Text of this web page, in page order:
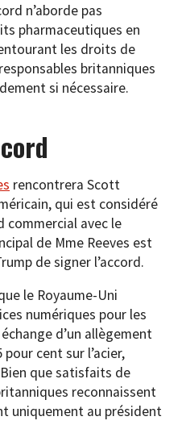
n’aborde pas
pharmaceutiques en
les droits de
britanniques
si nécessaire.
rencontrera Scott
qui est considéré
commercial avec le
de Mme Reeves est
de signer l’accord.
le Royaume-Uni
numériques pour les
d’un allègement
cent sur l’acier,
que satisfaits de
reconnaissent
uniquement au président